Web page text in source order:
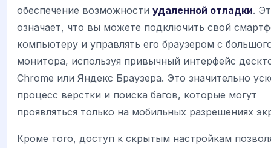
обеспечение возможности удаленной отладки.
означает, что вы можете подключить свой
компьютеру и управлять его браузером с
монитора, используя привычный интерфейс
Chrome или Яндекс Браузера. Это значительно
процесс верстки и поиска багов, которые могут
проявляться только на мобильных разрешениях
Кроме того, доступ к скрытым настройкам